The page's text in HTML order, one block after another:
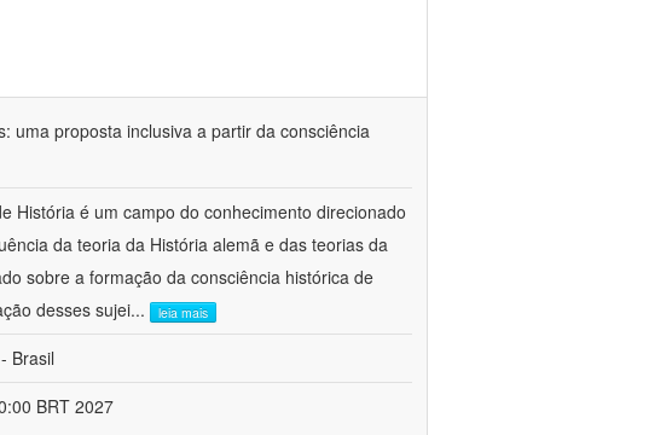
uma proposta inclusiva a partir da consciência
História é um campo do conhecimento direcionado
da teoria da História alemã e das teorias da
sobre a formação da consciência histórica de
desses sujei... leia mais
Brasil
BRT 2027